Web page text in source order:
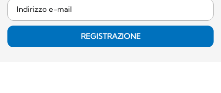
REGISTRAZIONE